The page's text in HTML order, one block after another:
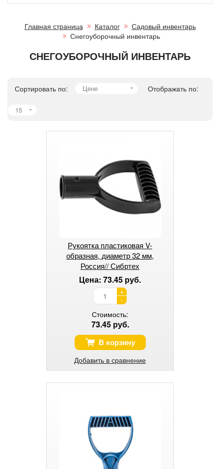
Главная страница Каталог
Садовый инвентарь
Снегоуборочный инвентарь
СНЕГОУБОРОЧНЫЙ ИНВЕНТАРЬ
Сортировать по: Цене Отображать по:
15
Рукоятка пластиковая V-
образная, диаметр 32 мм,
Россия// Сибртех
Цена: 73.45 руб.
+
-
Стоимость:
73.45 руб.
В корзину
Добавить в сравнение